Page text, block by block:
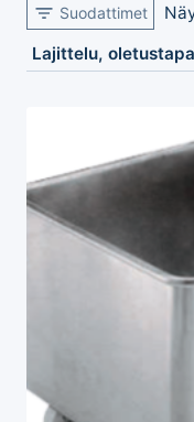
Suodattimet